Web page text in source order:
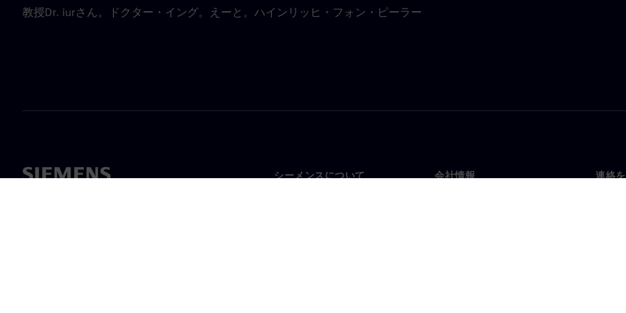
教授Dr. iurさん。ドクター・イング。えーと。ハインリッヒ・フォン・ピーラー
シーメンスについて 会社情報 連絡